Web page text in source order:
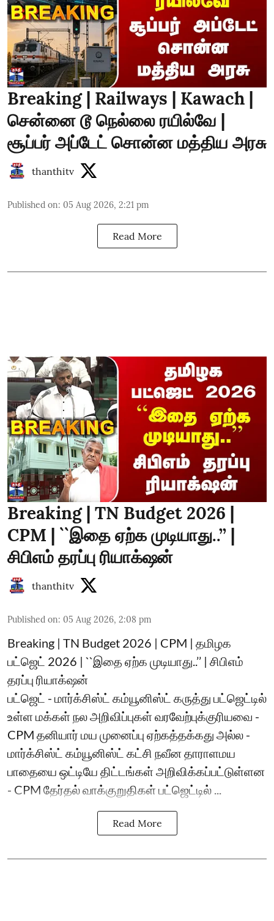
Breaking | Railways | Kawach |
சென்னை டூ நெல்லை ரயில்வே |
சூப்பர் அப்டேட் சொன்ன மத்திய அரசு
thanthitv
Published on: 05 Aug 2026, 2:21 pm
Read More
Breaking | TN Budget 2026 |
CPM | ``இதை ஏற்க முடியாது..’’ |
சிபிஎம் தரப்பு ரியாக்‌ஷன்
thanthitv
Published on: 05 Aug 2026, 2:08 pm
Breaking | TN Budget 2026 | CPM | தமிழக
பட்ஜெட் 2026 | ``இதை ஏற்க முடியாது..’’ | சிபிஎம்
தரப்பு ரியாக்‌ஷன்
பட்ஜெட் - மார்க்சிஸ்ட் கம்யூனிஸ்ட் கருத்து பட்ஜெட்டில்
உள்ள மக்கள் நல அறிவிப்புகள் வரவேற்புக்குரியவை -
CPM தனியார் மய முனைப்பு ஏற்கத்தக்கது அல்ல -
மார்க்சிஸ்ட் கம்யூனிஸ்ட் கட்சி நவீன தாராளமய
பாதையை ஒட்டியே திட்டங்கள் அறிவிக்கப்பட்டுள்ளன
- CPM தேர்தல் வாக்குறுதிகள் பட்ஜெட்டில் ...
Read More